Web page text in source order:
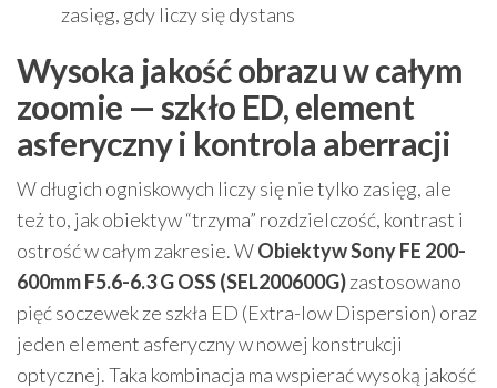
zasięg, gdy liczy się dystans
Wysoka jakość obrazu w całym
zoomie — szkło ED, element
asferyczny i kontrola aberracji
W długich ogniskowych liczy się nie tylko zasięg, ale
też to, jak obiektyw “trzyma” rozdzielczość, kontrast i
ostrość w całym zakresie. WObiektyw Sony FE 200-
600mm F5.6-6.3 G OSS (SEL200600G)zastosowano
pięć soczewek ze szkła ED (Extra-low Dispersion) oraz
jeden element asferyczny w nowej konstrukcji
optycznej. Taka kombinacja ma wspierać wysoką jakość